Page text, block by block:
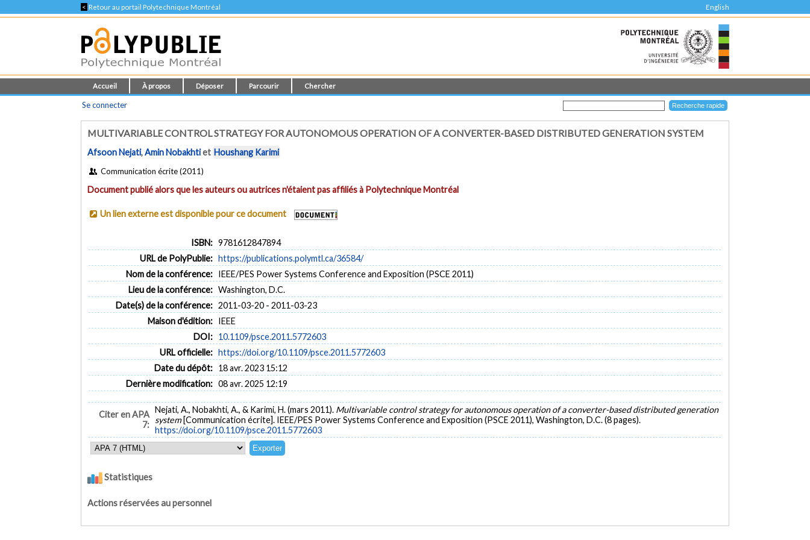
< Retour au portail Polytechnique Montréal English
Accueil À propos Déposer Parcourir Chercher
Se connecter
MULTIVARIABLE CONTROL STRATEGY FOR AUTONOMOUS OPERATION OF A CONVERTER-BASED DISTRIBUTED GENERATION SYSTEM
Afsoon Nejati,Amin Nobakhtiet Houshang Karimi
Communication écrite (2011)
Document publié alors que les auteurs ou autrices n'étaient pas affiliés à Polytechnique Montréal
Un lien externe est disponible pour ce document
ISBN: 9781612847894
URL de PolyPublie: https://publications.polymtl.ca/36584/
Nom de la conférence: IEEE/PES Power Systems Conference and Exposition (PSCE 2011)
Lieu de la conférence: Washington, D.C.
Date(s) de la conférence: 2011-03-20 - 2011-03-23
Maison d'édition: IEEE
DOI: 10.1109/psce.2011.5772603
URL officielle: https://doi.org/10.1109/psce.2011.5772603
Date du dépôt: 18 avr. 2023 15:12
Dernière modification: 08 avr. 2025 12:19
Citer en APA
7:
Nejati, A., Nobakhti, A., & Karimi, H. (mars 2011). Multivariable control strategy for autonomous operation of a converter-based distributed generation
system [Communication écrite]. IEEE/PES Power Systems Conference and Exposition (PSCE 2011), Washington, D.C. (8 pages).
https://doi.org/10.1109/psce.2011.5772603
Statistiques
Actions réservées au personnel